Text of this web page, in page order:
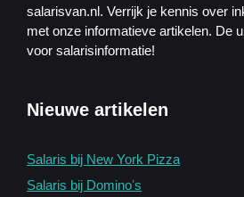
salarisvan.nl. Verrijk je kennis over
met onze informatieve artikelen. De
voor salarisinformatie!
Nieuwe artikelen
Salaris bij New York Pizza
Salaris bij Dominoʼs